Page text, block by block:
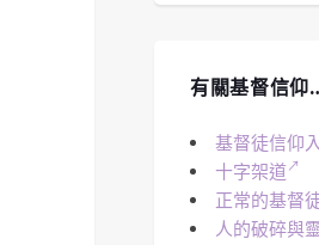
有關基督信仰
基督徒信仰
十字架道
正常的基督
人的破碎與